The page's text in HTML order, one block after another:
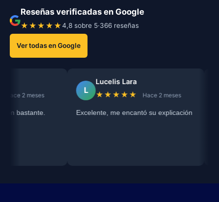
Reseñas verificadas en Google
★★★★★4,8 sobre 5·366 reseñas
Ver todas en Google
Lucelis Lara
★★★★★ Hace 2 meses
Excelente, me encantó su explicación
Servicio